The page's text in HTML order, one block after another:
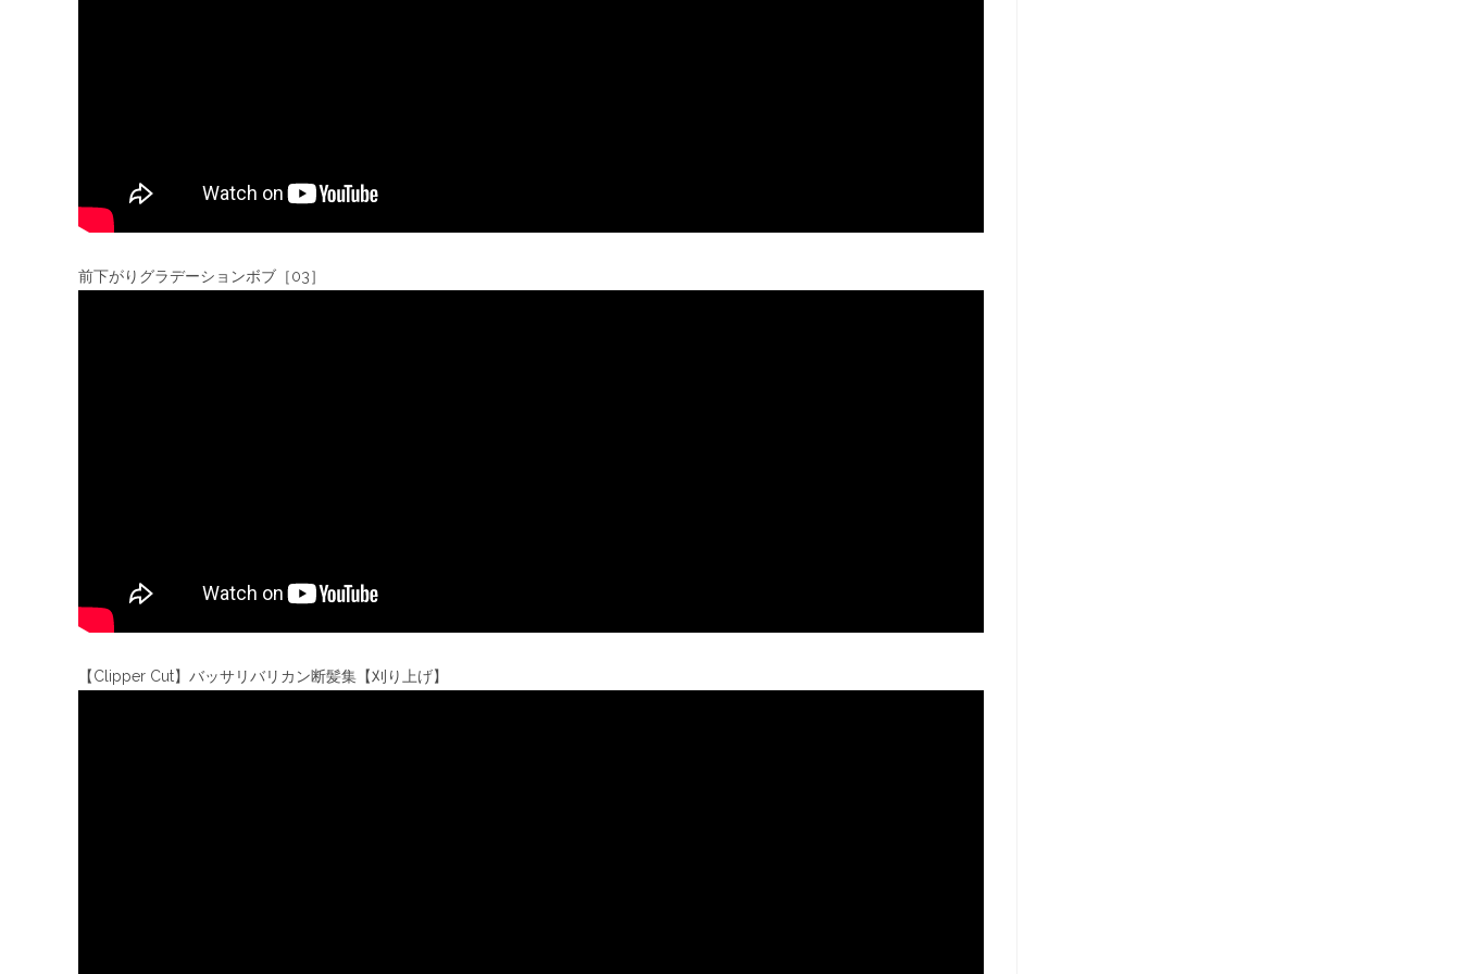
前下がりグラデーションボブ［03］
【Clipper Cut】バッサリバリカン断髪集【刈り上げ】